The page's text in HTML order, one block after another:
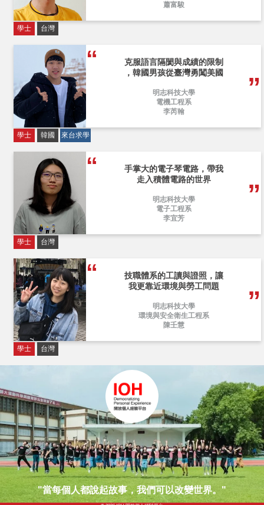
蕭富駿
學士 台灣
克服語言隔閡與成績的限制
，韓國男孩從臺灣勇闖美國
明志科技大學
電機工程系
李芮翰
學士 韓國 來台求學
手掌大的電子琴電路，帶我
走入積體電路的世界
明志科技大學
電子工程系
李宜芳
學士 台灣
技職體系的工讀與證照，讓
我更靠近環境與勞工問題
明志科技大學
環境與安全衛生工程系
陳壬慧
學士 台灣
"當每個人都說起故事，我們可以改變世界。"